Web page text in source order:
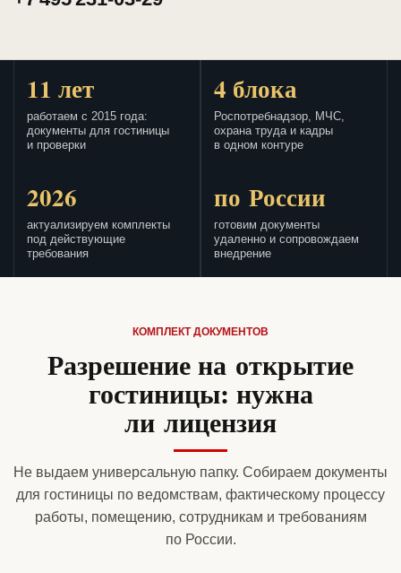
11 лет
работаем с 2015 года:
документы для гостиницы
и проверки
4 блока
Роспотребнадзор, МЧС,
охрана труда и кадры
в одном контуре
2026
актуализируем комплекты
под действующие
требования
по России
готовим документы
удаленно и сопровождаем
внедрение
КОМПЛЕКТ ДОКУМЕНТОВ
Разрешение на открытие
гостиницы: нужна
ли лицензия
Не выдаем универсальную папку. Собираем документы
для гостиницы по ведомствам, фактическому процессу
работы, помещению, сотрудникам и требованиям
по России.